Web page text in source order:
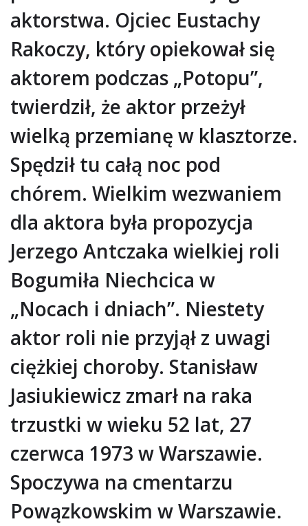
aktorstwa. Ojciec Eustachy
Rakoczy, który opiekował się
aktorem podczas „Potopu”,
twierdził, że aktor przeżył
wielką przemianę w klasztorze.
Spędził tu całą noc pod
chórem. Wielkim wezwaniem
dla aktora była propozycja
Jerzego Antczaka wielkiej roli
Bogumiła Niechcica w
„Nocach i dniach”. Niestety
aktor roli nie przyjął z uwagi
ciężkiej choroby. Stanisław
Jasiukiewicz zmarł na raka
trzustki w wieku 52 lat, 27
czerwca 1973 w Warszawie.
Spoczywa na cmentarzu
Powązkowskim w Warszawie.